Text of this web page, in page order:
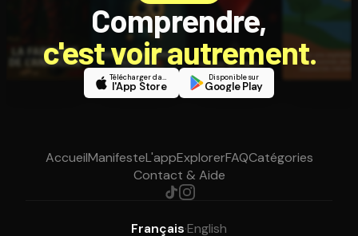
Comprendre,
c'est voir autrement.
Télécharger dans
l'App Store
Disponible sur
Google Play
AccueilManifesteL'appExplorerFAQCatégories
Contact & Aide
Français·English